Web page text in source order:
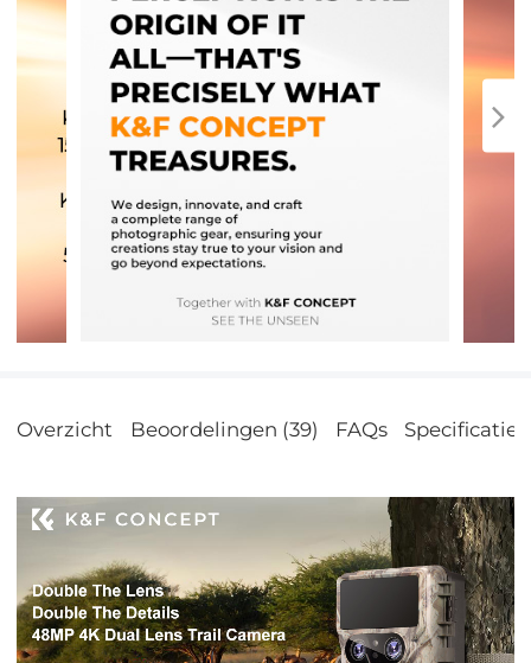
Overzicht Beoordelingen (39) FAQs Specificatie